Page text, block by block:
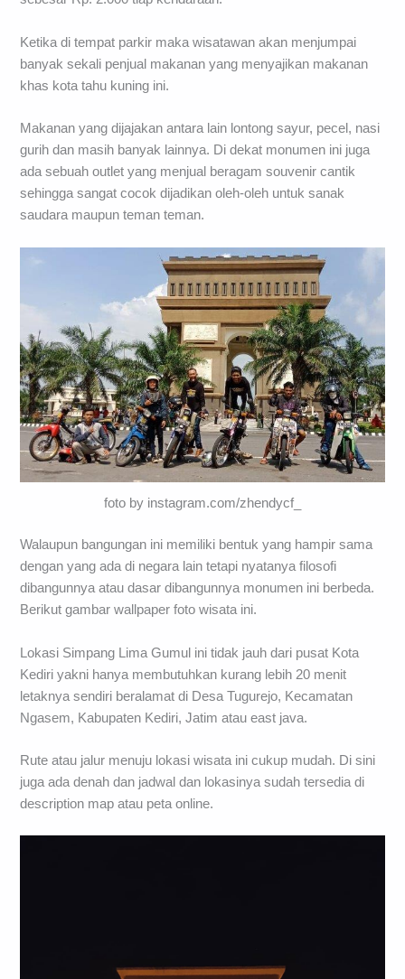
Ketika di tempat parkir maka wisatawan akan menjumpai
banyak sekali penjual makanan yang menyajikan makanan
khas kota tahu kuning ini.
Makanan yang dijajakan antara lain lontong sayur, pecel, nasi
gurih dan masih banyak lainnya. Di dekat monumen ini juga
ada sebuah outlet yang menjual beragam souvenir cantik
sehingga sangat cocok dijadikan oleh-oleh untuk sanak
saudara maupun teman teman.
foto by instagram.com/zhendycf_
Walaupun bangungan ini memiliki bentuk yang hampir sama
dengan yang ada di negara lain tetapi nyatanya filosofi
dibangunnya atau dasar dibangunnya monumen ini berbeda.
Berikut gambar wallpaper foto wisata ini.
Lokasi Simpang Lima Gumul ini tidak jauh dari pusat Kota
Kediri yakni hanya membutuhkan kurang lebih 20 menit
letaknya sendiri beralamat di Desa Tugurejo, Kecamatan
Ngasem, Kabupaten Kediri, Jatim atau east java.
Rute atau jalur menuju lokasi wisata ini cukup mudah. Di sini
juga ada denah dan jadwal dan lokasinya sudah tersedia di
description map atau peta online.